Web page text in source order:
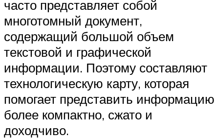
часто представляет собой
многотомный документ,
содержащий большой объем
текстовой и графической
информации. Поэтому составляют
технологическую карту, которая
помогает представить информацию
более компактно, сжато и
доходчиво.